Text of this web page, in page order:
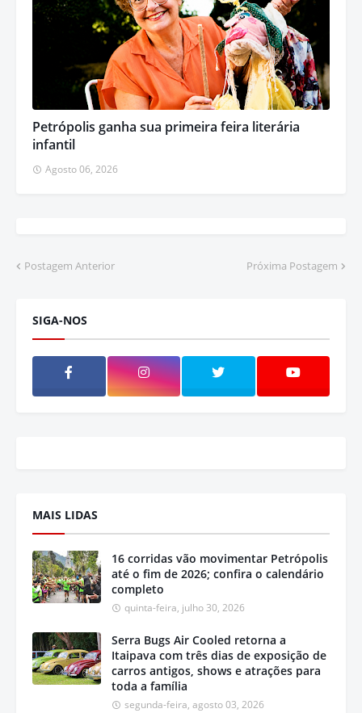
Petrópolis ganha sua primeira feira literária
infantil
Agosto 06, 2026
Postagem Anterior Próxima Postagem
SIGA-NOS
MAIS LIDAS
16 corridas vão movimentar Petrópolis
até o fim de 2026; confira o calendário
completo
quinta-feira, julho 30, 2026
Serra Bugs Air Cooled retorna a
Itaipava com três dias de exposição de
carros antigos, shows e atrações para
toda a família
segunda-feira, agosto 03, 2026